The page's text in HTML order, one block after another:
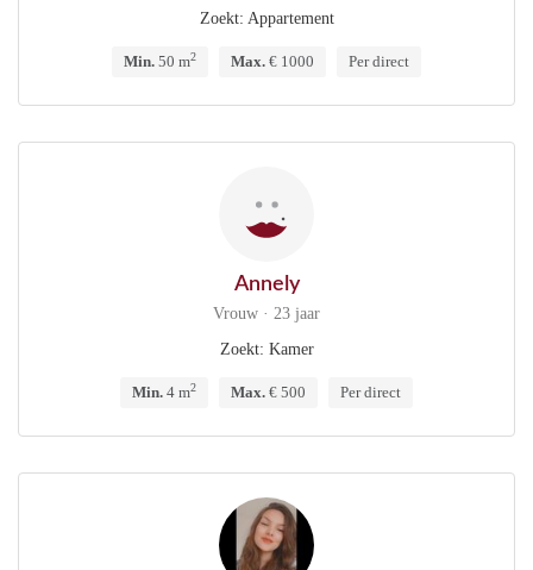
Zoekt: Appartement
Min. 50 m2 Max. € 1000 Per direct
Annely
Vrouw · 23 jaar
Zoekt: Kamer
Min. 4 m2 Max. € 500 Per direct